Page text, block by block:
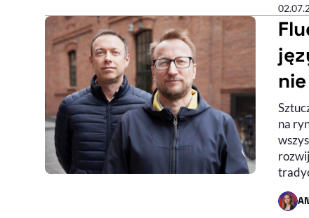
na
-